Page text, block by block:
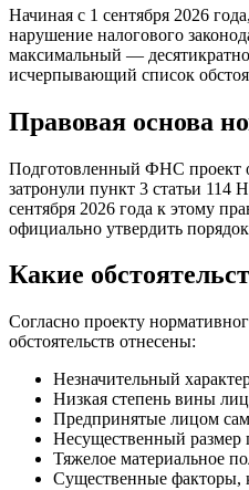
Начиная с 1 сентября 2026
нарушение налогового
максимальный —
исчерпывающий список
Правовая основа
Подготовленный ФНС проект
затронули пункт 3 статьи
сентября 2026 года к этому
официально утвердить
Какие
Согласно проекту
обстоятельств отнесены:
Незначительный
Низкая степень вины
Предпринятые лицом
Несущественный размер
Тяжелое материальное
Существенные факторы,